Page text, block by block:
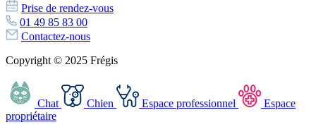
Prise de rendez-vous
01 49 85 83 00
Contactez-nous
Copyright © 2025 Frégis
Chat Chien Espace professionnel
Espace
propriétaire